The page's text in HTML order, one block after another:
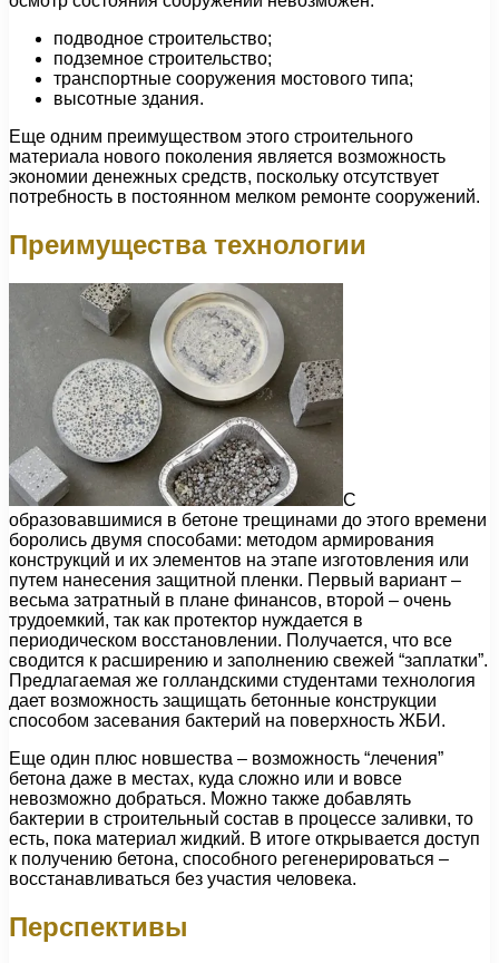
подводное строительство;
подземное строительство;
транспортные сооружения мостового типа;
высотные здания.
Еще одним преимуществом этого строительного
материала нового поколения является возможность
экономии денежных средств, поскольку отсутствует
потребность в постоянном мелком ремонте сооружений.
Преимущества технологии
С
образовавшимися в бетоне трещинами до этого времени
боролись двумя способами: методом армирования
конструкций и их элементов на этапе изготовления или
путем нанесения защитной пленки. Первый вариант –
весьма затратный в плане финансов, второй – очень
трудоемкий, так как протектор нуждается в
периодическом восстановлении. Получается, что все
сводится к расширению и заполнению свежей “заплатки”.
Предлагаемая же голландскими студентами технология
дает возможность защищать бетонные конструкции
способом засевания бактерий на поверхность ЖБИ.
Еще один плюс новшества – возможность “лечения”
бетона даже в местах, куда сложно или и вовсе
невозможно добраться. Можно также добавлять
бактерии в строительный состав в процессе заливки, то
есть, пока материал жидкий. В итоге открывается доступ
к получению бетона, способного регенерироваться –
восстанавливаться без участия человека.
Перспективы